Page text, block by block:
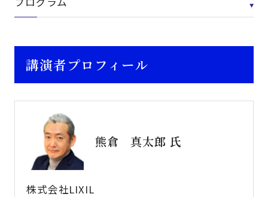
講演者プロフィール
熊倉 真太郎 氏
株式会社LIXIL